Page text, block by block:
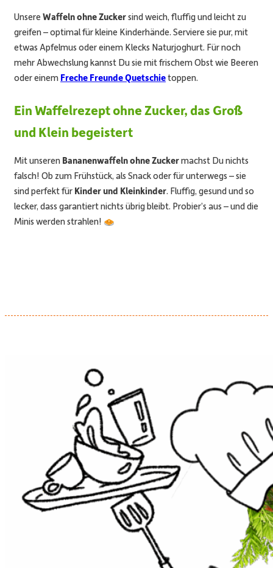
Unsere Waffeln ohne Zuckersind weich, fluffig und leicht zu
greifen – optimal für kleine Kinderhände. Serviere sie pur, mit
etwas Apfelmus oder einem Klecks Naturjoghurt. Für noch
mehr Abwechslung kannst Du sie mit frischem Obst wie Beeren
oder einem Freche Freunde Quetschietoppen.
Ein Waffelrezept ohne Zucker, das Groß
und Klein begeistert
Mit unseren Bananenwaffeln ohne Zuckermachst Du nichts
falsch! Ob zum Frühstück, als Snack oder für unterwegs – sie
sind perfekt für Kinder und Kleinkinder. Fluffig, gesund und so
lecker, dass garantiert nichts übrig bleibt. Probier’s aus – und die
Minis werden strahlen!